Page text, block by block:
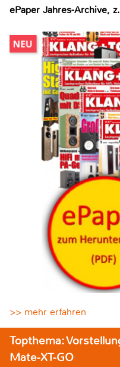
ePaper Jahres-Archive,
>> mehr erfahren
Topthema:
Mate-XT-GO